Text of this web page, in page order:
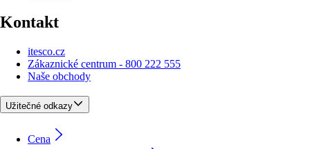
Kontakt
itesco.cz
Zákaznické centrum - 800 222 555
Naše obchody
Užitečné odkazy
Cena